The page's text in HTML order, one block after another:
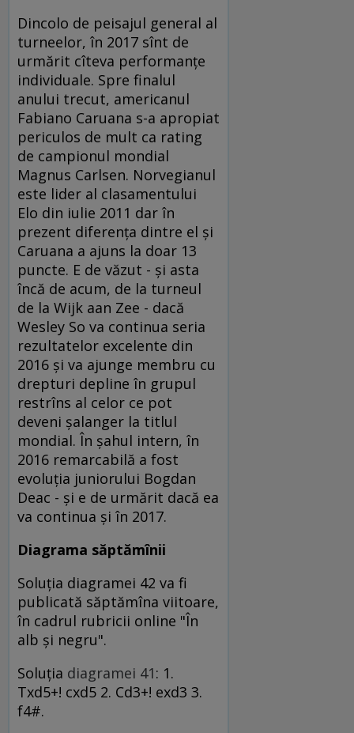
Dincolo de peisajul general al
turneelor, în 2017 sînt de
urmărit cîteva performanţe
individuale. Spre finalul
anului trecut, americanul
Fabiano Caruana s-a apropiat
periculos de mult ca rating
de campionul mondial
Magnus Carlsen. Norvegianul
este lider al clasamentului
Elo din iulie 2011 dar în
prezent diferenţa dintre el şi
Caruana a ajuns la doar 13
puncte. E de văzut - şi asta
încă de acum, de la turneul
de la Wijk aan Zee - dacă
Wesley So va continua seria
rezultatelor excelente din
2016 şi va ajunge membru cu
drepturi depline în grupul
restrîns al celor ce pot
deveni şalanger la titlul
mondial. În şahul intern, în
2016 remarcabilă a fost
evoluţia juniorului Bogdan
Deac - şi e de urmărit dacă ea
va continua şi în 2017.
Diagrama săptămînii
Soluția diagramei 42 va fi
publicată săptămîna viitoare,
în cadrul rubricii online "În
alb și negru".
Soluția diagramei 41: 1.
Txd5+! cxd5 2. Cd3+! exd3 3.
f4#.